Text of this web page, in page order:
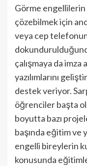
Görme
çözebilmek için
veya cep
çalışmaya da imza
yazılımlarını
destek veriyor.
öğrenciler başta
boyutta bazı
başında eğitim ve
engelli bireylerin
konusunda